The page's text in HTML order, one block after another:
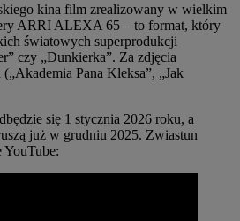
kina film zrealizowany w wielkim
ARRI ALEXA 65 – to format, który
światowych superprodukcji
czy „Dunkierka”. Za zdjęcia
Pana Kleksa”, „Jak
się 1 stycznia 2026 roku, a
już w grudniu 2025. Zwiastun
YouTube: